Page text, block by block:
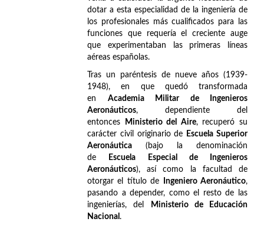
dotar a esta especialidad de la ingeniería de
los profesionales más cualificados para las
funciones que requería el creciente auge
que experimentaban las primeras líneas
aéreas españolas.
Tras un paréntesis de nueve años (1939-
1948), en que quedó transformada
en Academia Militar de Ingenieros
Aeronáuticos, dependiente del
entonces
Ministerio del Aire, recuperó su
carácter civil originario de
Escuela Superior
Aeronáutica (bajo la denominación
de
Escuela Especial de Ingenieros
Aeronáuticos), así como la facultad de
otorgar el título de
Ingeniero Aeronáutico,
pasando a depender, como el resto de las
ingenierías, del
Ministerio de Educación
Nacional .